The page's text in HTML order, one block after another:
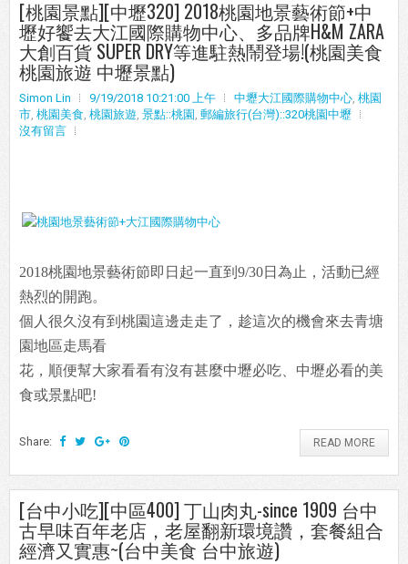
[桃園景點][中壢320] 2018桃園地景藝術節+中
壢好饗去大江國際購物中心、多品牌H&M ZARA
大創百貨 SUPER DRY等進駐熱鬧登場!(桃園美食
桃園旅遊 中壢景點)
Simon Lin 9/19/2018 10:21:00 上午 中壢大江國際購物中心, 桃園
市, 桃園美食, 桃園旅遊, 景點::桃園 , 郵編旅行(台灣)::320桃園中壢
沒有留言
2018桃園地景藝術節即日起一直到9/30日為止，活動已經
熱烈的開跑。
個人很久沒有到桃園這邊走走了，趁這次的機會來去青塘
園地區走馬看
花，順便幫大家看看有沒有甚麼中壢必吃、中壢必看的美
食或景點吧!
Share: READ MORE
[台中小吃][中區400] 丁山肉丸-since 1909 台中
古早味百年老店，老屋翻新環境讚，套餐組合
經濟又實惠~(台中美食 台中旅遊)